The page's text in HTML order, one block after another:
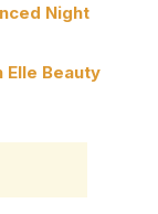
Night
Elle Beauty